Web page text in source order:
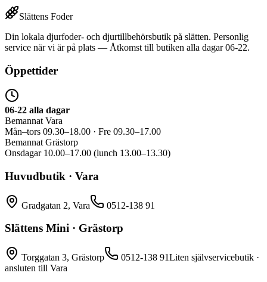
Slättens Foder
Din lokala djurfoder- och djurtillbehörsbutik på slätten. Personlig
service när vi är på plats — Åtkomst till butiken alla dagar 06-22.
Öppettider
06-22 alla dagar
Bemannat Vara
Mån–tors 09.30–18.00 · Fre 09.30–17.00
Bemannat Grästorp
Onsdagar 10.00–17.00 (lunch 13.00–13.30)
Huvudbutik · Vara
Gradgatan 2, Vara 0512-138 91
Slättens Mini · Grästorp
Torggatan 3, Grästorp 0512-138 91Liten självservicebutik ·
ansluten till Vara